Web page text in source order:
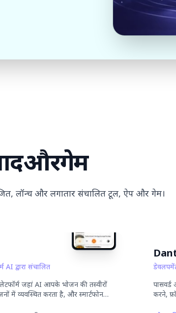
औरगेम
लॉन्च और लगातार संचालित टूल, ऐप और गेम।
AI द्वारा संचालित
जहां AI आपके भोजन की तस्वीरों
में व्यवस्थित करता है, और स्मार्टफोन
करने,